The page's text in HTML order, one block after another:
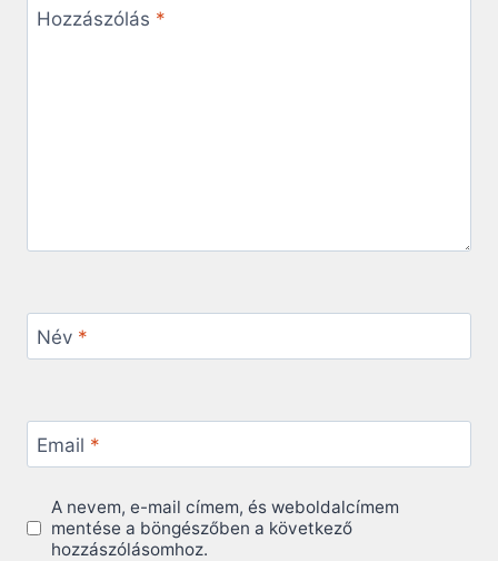
Hozzászólás *
Név *
Email *
A nevem, e-mail címem, és weboldalcímem
mentése a böngészőben a következő
hozzászólásomhoz.